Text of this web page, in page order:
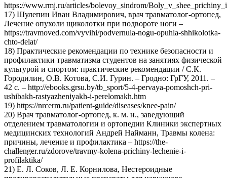
https://www.rmj.ru/articles/bolevoy_sindrom/
17) Шулепин Иван Владимирович, врач травматолог-ортопед,
Лечение опухоли щиколотки при подвороте ноги –
https://travmoved.com/vyvihi/podvernula-nogu-opuhla-shhikolotka-
chto-delat/
18) Практические рекомендации по технике безопасности и
профилактики травматизма студентов на занятиях физической
культурой и спортом: практические рекомендации / С.К.
Городилин, О.В. Котова, С.И. Гурин. – Гродно: ГрГУ, 2011. –
42 с. – http://ebooks.grsu.by/tb_sport/5-4-pervaya-pomoshch-pri-
ushibakh-rastyazheniyakh-i-perelomakh.htm
19) https://nrcerm.ru/patient-guide/diseases/knee-pain/
20) Врач травматолог-ортопед, к. м. н., заведующий
отделением травматологии и ортопедии Клиники экспертных
медицинских технологий Андрей Найманн, Травмы колена:
причины, лечение и профилактика – https://the-
challenger.ru/zdorove/travmy-kolena-prichiny-lechenie-i-
profilaktika/
21) Е. Л. Соков, Л. Е. Корнилова, Нестероидные